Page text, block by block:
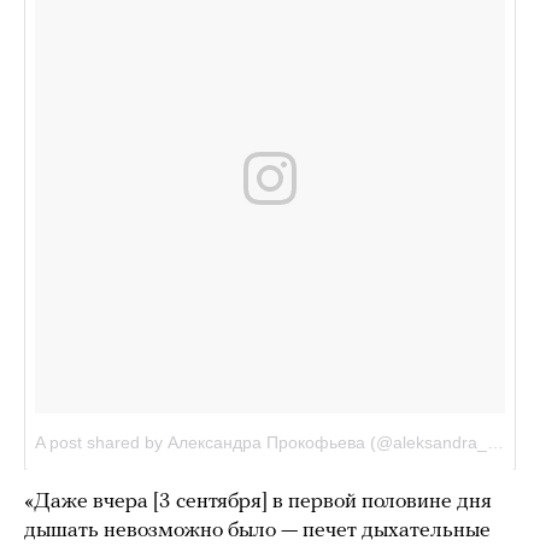
«Даже вчера [3 сентября] в первой половине дня
дышать невозможно было — печет дыхательные